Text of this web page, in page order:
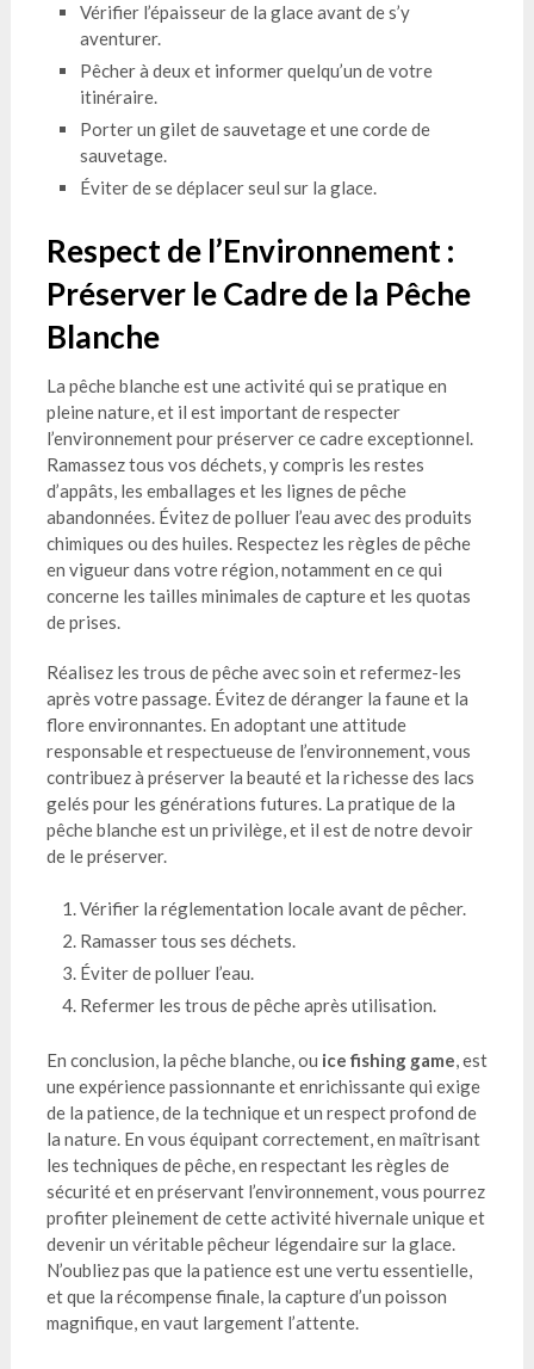
Vérifier l’épaisseur de la glace avant de s’y
aventurer.
Pêcher à deux et informer quelqu’un de votre
itinéraire.
Porter un gilet de sauvetage et une corde de
sauvetage.
Éviter de se déplacer seul sur la glace.
Respect de l’Environnement :
Préserver le Cadre de la Pêche
Blanche
La pêche blanche est une activité qui se pratique en
pleine nature, et il est important de respecter
l’environnement pour préserver ce cadre exceptionnel.
Ramassez tous vos déchets, y compris les restes
d’appâts, les emballages et les lignes de pêche
abandonnées. Évitez de polluer l’eau avec des produits
chimiques ou des huiles. Respectez les règles de pêche
en vigueur dans votre région, notamment en ce qui
concerne les tailles minimales de capture et les quotas
de prises.
Réalisez les trous de pêche avec soin et refermez-les
après votre passage. Évitez de déranger la faune et la
flore environnantes. En adoptant une attitude
responsable et respectueuse de l’environnement, vous
contribuez à préserver la beauté et la richesse des lacs
gelés pour les générations futures. La pratique de la
pêche blanche est un privilège, et il est de notre devoir
de le préserver.
Vérifier la réglementation locale avant de pêcher.
Ramasser tous ses déchets.
Éviter de polluer l’eau.
Refermer les trous de pêche après utilisation.
En conclusion, la pêche blanche, ou ice fishing game, est
une expérience passionnante et enrichissante qui exige
de la patience, de la technique et un respect profond de
la nature. En vous équipant correctement, en maîtrisant
les techniques de pêche, en respectant les règles de
sécurité et en préservant l’environnement, vous pourrez
profiter pleinement de cette activité hivernale unique et
devenir un véritable pêcheur légendaire sur la glace.
N’oubliez pas que la patience est une vertu essentielle,
et que la récompense finale, la capture d’un poisson
magnifique, en vaut largement l’attente.